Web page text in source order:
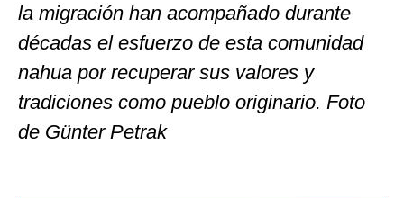
la migración han acompañado durante
décadas el esfuerzo de esta comunidad
nahua por recuperar sus valores y
tradiciones como pueblo originario. Foto
de Günter Petrak